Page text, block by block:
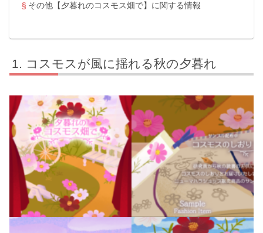
その他【夕暮れのコスモス畑で】に関する情報
コスモスが風に揺れる秋の夕暮れ